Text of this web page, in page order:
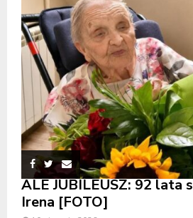
ALE JUBILEUSZ: 92 lata
Irena [FOTO]